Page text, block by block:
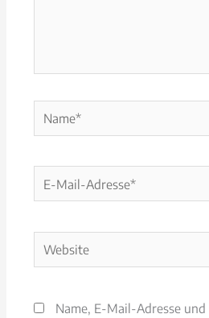
Name*
E-
Mail-
Website
Name, E-Mail-Adresse